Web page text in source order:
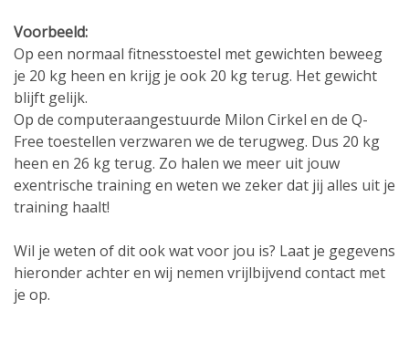
Voorbeeld:
Op een normaal fitnesstoestel met gewichten beweeg
je 20 kg heen en krijg je ook 20 kg terug. Het gewicht
blijft gelijk.
Op de computeraangestuurde Milon Cirkel en de Q-
Free toestellen verzwaren we de terugweg. Dus 20 kg
heen en 26 kg terug. Zo halen we meer uit jouw
exentrische training en weten we zeker dat jij alles uit je
training haalt!
Wil je weten of dit ook wat voor jou is? Laat je gegevens
hieronder achter en wij nemen vrijlbijvend contact met
je op.